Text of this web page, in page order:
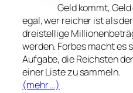
Geld kommt,
egal, wer reicher ist als
dreistellige
werden. Forbes macht es
Aufgabe, die Reichsten
einer Liste zu sammeln.
(mehr …)